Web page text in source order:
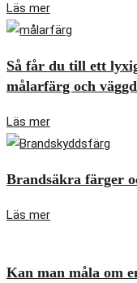
Läs mer
Så får du till ett
målarfärg och
Läs mer
Brandsäkra färger
Läs mer
Kan man måla om